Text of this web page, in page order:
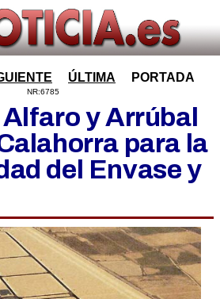
ÚLTIMA PORTADA
NR:6785
y Arrúbal
para la
del Envase y